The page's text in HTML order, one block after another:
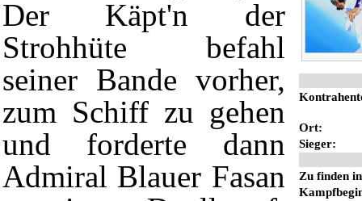
Ort:
Sieger:
Zu finden
Der Käpt'n der
Strohhüte befahl
seiner Bande vorher,
zum Schiffzu gehen
und forderte dann
Admiral Blauer Fasan